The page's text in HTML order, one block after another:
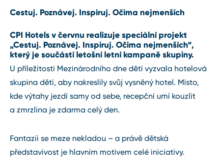
Cestuj. Poznávej. Inspiruj. Očima nejmenších
CPI Hotels v červnu realizuje speciální projekt
„Cestuj. Poznávej. Inspiruj. Očima nejmenších“,
který je součástí letošní letní kampaně skupiny.
U příležitosti Mezinárodního dne dětí vyzvala hotelová
skupina děti, aby nakreslily svůj vysněný hotel. Místo,
kde výtahy jezdí samy od sebe, recepční umí kouzlit
a zmrzlina je zdarma celý den.
Fantazii se meze nekladou – a právě dětská
představivost je hlavním motivem celé iniciativy.